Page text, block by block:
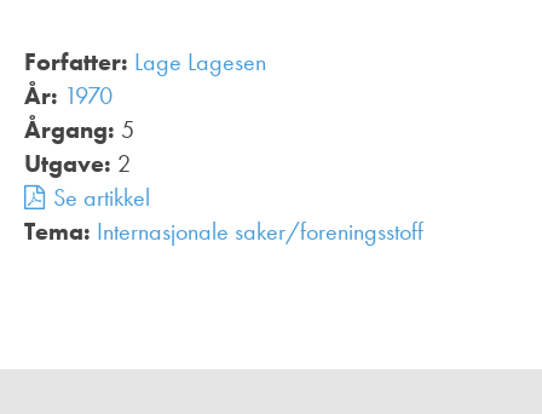
Forfatter: Lage Lagesen
År: 1970
Årgang: 5
Utgave: 2
Se artikkel
Tema: Internasjonale saker/foreningsstoff